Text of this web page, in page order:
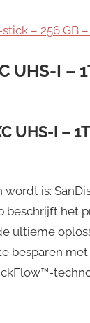
– 256 GB
UHS-I
UHS-I –
is:
beschrijft het
ultieme
besparen